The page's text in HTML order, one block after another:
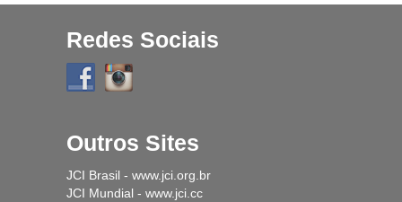
Redes Sociais
Outros Sites
JCI Brasil - www.jci.org.br
JCI Mundial - www.jci.cc